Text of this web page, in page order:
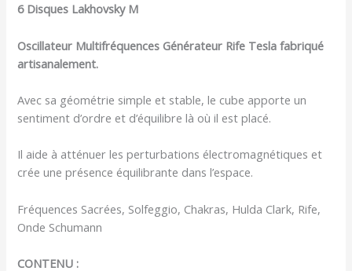
6 Disques Lakhovsky M
Oscillateur Multifréquences Générateur Rife Tesla fabriqué
artisanalement.
Avec sa géométrie simple et stable, le cube apporte un
sentiment d’ordre et d’équilibre là où il est placé.
Il aide à atténuer les perturbations électromagnétiques et
crée une présence équilibrante dans l’espace.
Fréquences Sacrées, Solfeggio, Chakras, Hulda Clark, Rife,
Onde Schumann
CONTENU :